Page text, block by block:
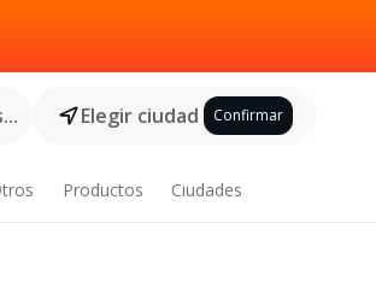
Elegir ciudad Confirmar
Productos Ciudades